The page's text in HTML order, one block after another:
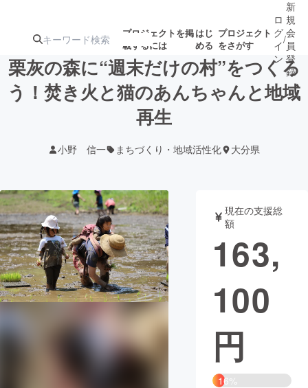
プロジェクトを掲
載するには
はじ
める
プロジェクト
をさがす
注目の新着プロ募集終了が近いプ
テクノロジー・ガジェット
映像・映画 書籍・雑誌
ビジネス・起業 チャレンジ
まちづくり・地域活性化
CAMPFIRE for Social Good
CAMPFIRE Creation
ロ
グ
イ
ン
/
新
規
会
員
登
録
栗灰の森に“週末だけの村”をつくろ
う！焚き火と猫のあんちゃんと地域
再生
小野 信一 まちづくり・地域活性化 大分県
現在の支援総
額
163,
100
円
16%